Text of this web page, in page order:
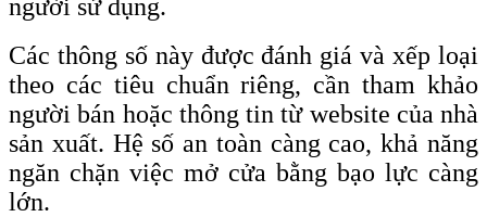
người sử dụng.
Các thông số này được đánh giá và xếp loại
theo các tiêu chuẩn riêng, cần tham khảo
người bán hoặc thông tin từ website của nhà
sản xuất. Hệ số an toàn càng cao, khả năng
ngăn chặn việc mở cửa bằng bạo lực càng
lớn.